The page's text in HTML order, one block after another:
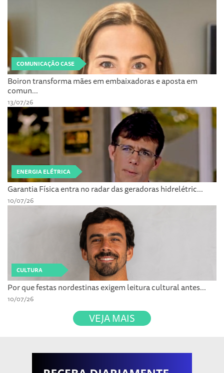
COMUNICAÇÃO CASE
Boiron transforma mães em embaixadoras e aposta em
comun...
13/07/26
ENERGIA ELÉTRICA
Garantia Física entra no radar das geradoras hidrelétric...
10/07/26
CULTURA
Por que festas nordestinas exigem leitura cultural antes...
10/07/26
VEJA MAIS